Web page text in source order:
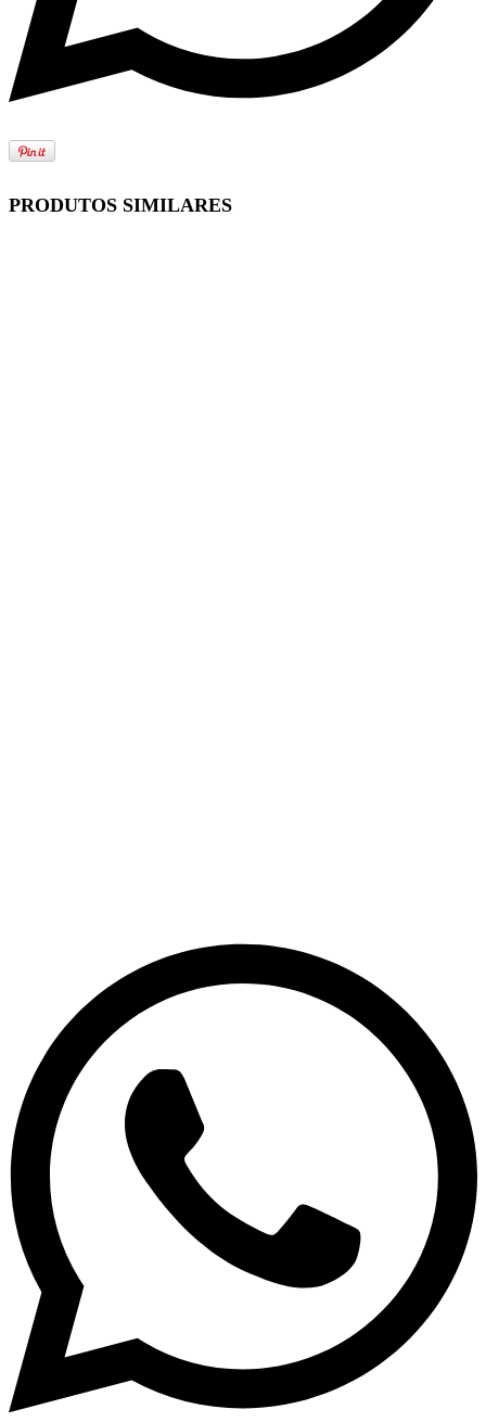
PRODUTOS SIMILARES